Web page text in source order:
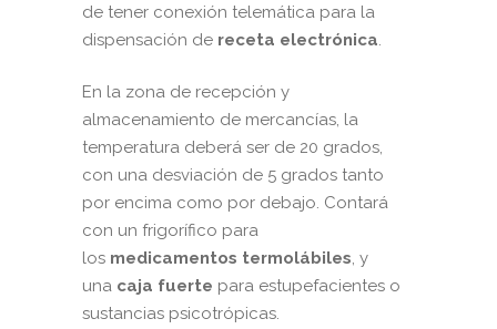
de tener conexión telemática para la
dispensación de receta electrónica.
En la zona de recepción y
almacenamiento de mercancías, la
temperatura deberá ser de 20 grados,
con una desviación de 5 grados tanto
por encima como por debajo. Contará
con un frigorífico para
los medicamentos termolábiles, y
una caja fuerte para estupefacientes o
sustancias psicotrópicas.